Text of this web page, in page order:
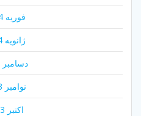
فوریه 2024
ژانویه 2024
دسامبر 2023
نوامبر 2023
اکتبر 2023